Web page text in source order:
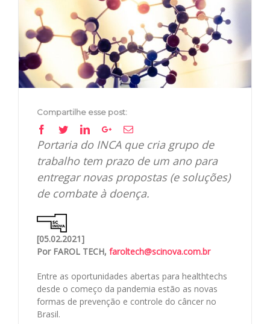
Image
Compartilhe esse post:
Facebook
TwitterLinkedinGoogle+Email
Portaria do INCA que cria grupo de
trabalho tem prazo de um ano para
entregar novas propostas (e soluções)
de combate à doença.
[05.02.2021]
Por FAROL TECH, faroltech@scinova.com.br
Entre as oportunidades abertas para healthtechs
desde o começo da pandemia estão as novas
formas de prevenção e controle do câncer no
Brasil.